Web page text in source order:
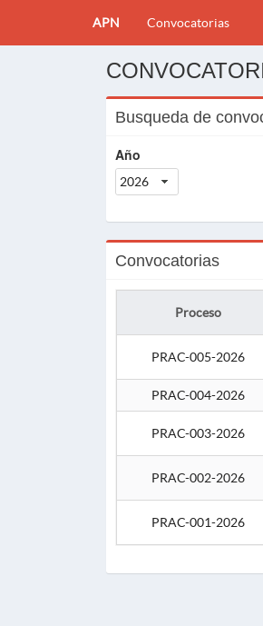
APN Convocatorias
Busqueda de
Año
2026
Convocatorias
Proceso
PRAC-005-2026
PRAC-004-2026
PRAC-003-2026
PRAC-002-2026
PRAC-001-2026